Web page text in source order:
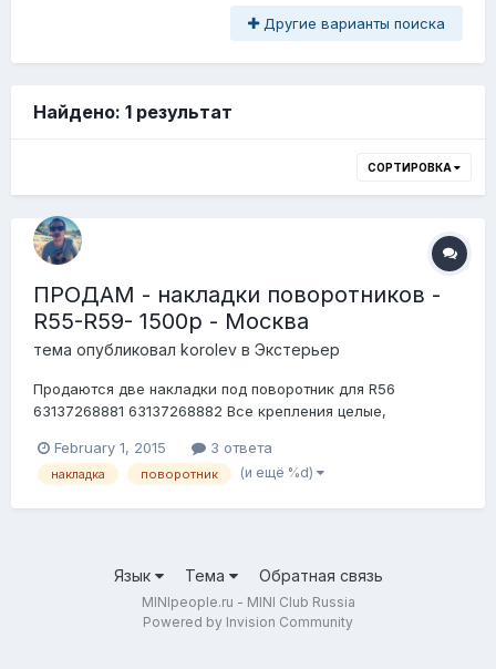
Другие варианты поиска
Найдено: 1 результат
СОРТИРОВКА
ПРОДАМ - накладки поворотников -
R55-R59- 1500р - Москва
тема опубликовал korolev в Экстерьер
Продаются две накладки под поворотник для R56
63137268881 63137268882 Все крепления целые,
телефону(892625725двадцать пять) или в личку Илья
February 1, 2015 3 ответа
накладка поворотник (и ещё %d)
Язык Тема Обратная связь
MINIpeople.ru - MINI Club Russia
Powered by Invision Community